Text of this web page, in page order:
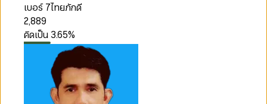
เบอร์ 7ไทยภักดี
2,889
คิดเป็น 3.65%